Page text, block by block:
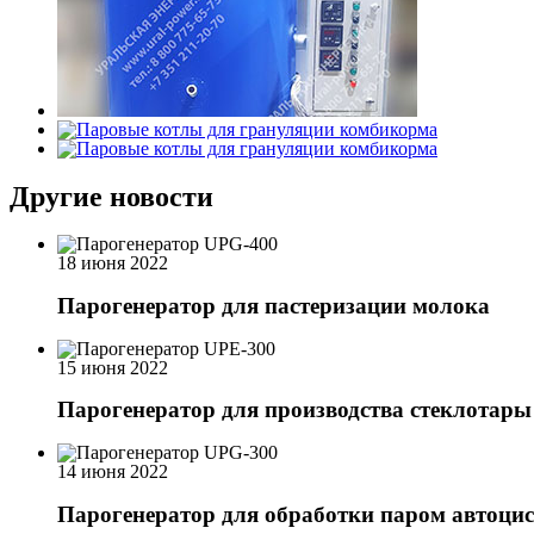
Другие новости
18 июня 2022
Парогенератор для пастеризации молока
15 июня 2022
Парогенератор для производства стеклотары
14 июня 2022
Парогенератор для обработки паром